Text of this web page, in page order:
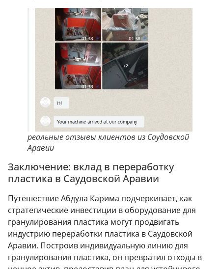
реальные отзывы клиентов из Саудовской
Аравии
Заключение: вклад в переработку
пластика в Саудовской Аравии
Путешествие Абдула Карима подчеркивает, как
стратегические инвестиции в оборудование для
гранулирования пластика могут продвигать
индустрию переработки пластика в Саудовской
Аравии. Построив индивидуальную линию для
гранулирования пластика, он превратил отходы в